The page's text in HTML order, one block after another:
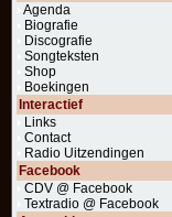
Agenda
Biografie
Discografie
Songteksten
Shop
Boekingen
Interactief
Links
Contact
Radio Uitzendingen
Facebook
CDV @ Facebook
Textradio @ Facebook